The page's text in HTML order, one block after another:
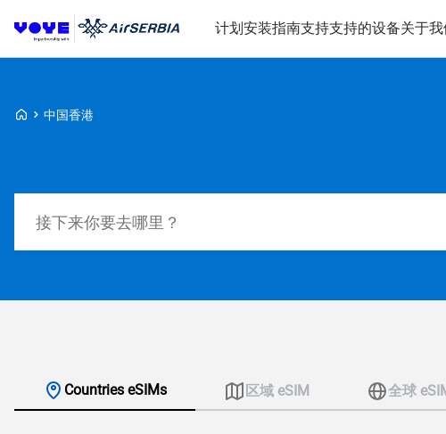
计划安装指南支持支持的设备关于我
Voye Homepage
中国香港
Countries eSIMs 区域 eSIM 全球